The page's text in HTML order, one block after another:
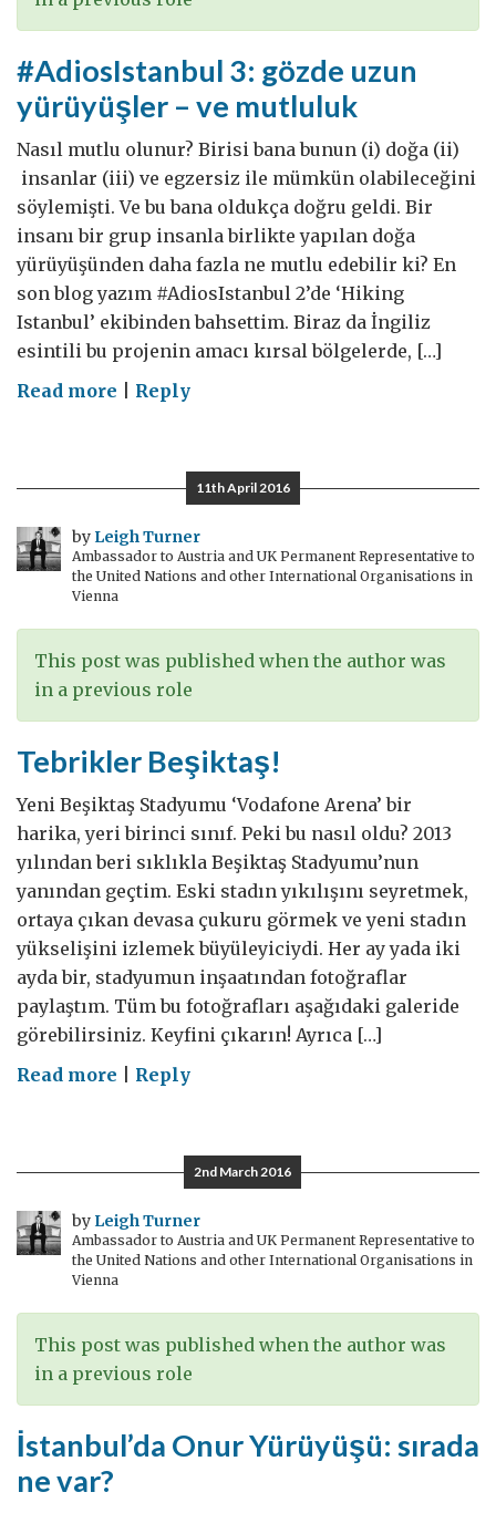
#AdiosIstanbul 3: gözde uzun
yürüyüşler – ve mutluluk
Nasıl mutlu olunur? Birisi bana bunun (i) doğa (ii)
insanlar (iii) ve egzersiz ile mümkün olabileceğini
söylemişti. Ve bu bana oldukça doğru geldi. Bir
insanı bir grup insanla birlikte yapılan doğa
yürüyüşünden daha fazla ne mutlu edebilir ki? En
son blog yazım #AdiosIstanbul 2’de ‘Hiking
Istanbul’ ekibinden bahsettim. Biraz da İngiliz
esintili bu projenin amacı kırsal bölgelerde, […]
Read more on
yürüyüşler
–
ve
Reply
11th April 2016
by Leigh Turner
Ambassador to Austria and UK Permanent Representative to
the United Nations and other International Organisations in
Vienna
This post was published when the author was
in a previous role
Tebrikler Beşiktaş!
Yeni Beşiktaş Stadyumu ‘Vodafone Arena’ bir
harika, yeri birinci sınıf. Peki bu nasıl oldu? 2013
yılından beri sıklıkla Beşiktaş Stadyumu’nun
yanından geçtim. Eski stadın yıkılışını seyretmek,
ortaya çıkan devasa çukuru görmek ve yeni stadın
yükselişini izlemek büyüleyiciydi. Her ay yada iki
ayda bir, stadyumun inşaatından fotoğraflar
paylaştım. Tüm bu fotoğrafları aşağıdaki galeride
görebilirsiniz. Keyfini çıkarın! Ayrıca […]
Read more onReply
2nd March 2016
by Leigh Turner
Ambassador to Austria and UK Permanent Representative to
the United Nations and other International Organisations in
Vienna
This post was published when the author was
in a previous role
İstanbul’da Onur Yürüyüşü: sırada
ne var?